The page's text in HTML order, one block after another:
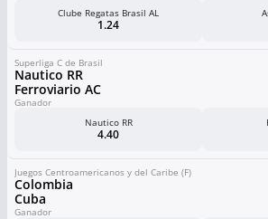
Clube Regatas Brasil AL
1.24
Superliga C de Brasil
Nautico RR
Ferroviario AC
Ganador
Nautico RR
4.40
Juegos Centroamericanos y del Caribe (F)
Colombia
Cuba
Ganador